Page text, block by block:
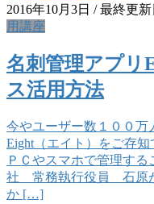
2016年10月3日 / 最終更新
用講座
名刺管理アプリ
ス活用方法
今やユーザー数１００万
Eight（エイト）をご存
ＰＣやスマホで管理す
社 常務執行役員 石原
か […]